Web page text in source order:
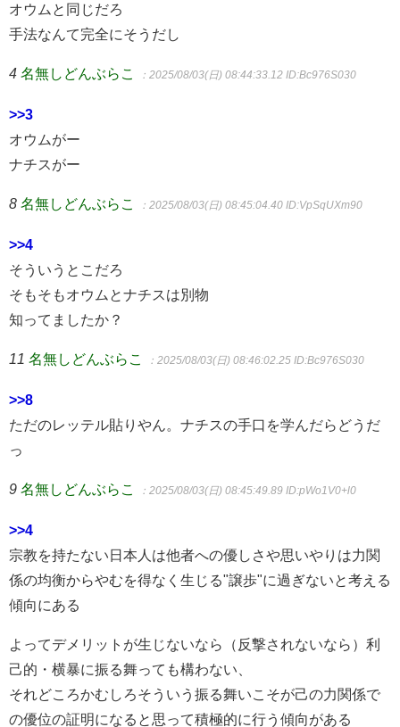
オウムと同じだろ
手法なんて完全にそうだし
4 名無しどんぶらこ ：2025/08/03(日) 08:44:33.12 ID:Bc976S030
>>3
オウムがー
ナチスがー
8 名無しどんぶらこ ：2025/08/03(日) 08:45:04.40 ID:VpSqUXm90
>>4
そういうとこだろ
そもそもオウムとナチスは別物
知ってましたか？
11 名無しどんぶらこ ：2025/08/03(日) 08:46:02.25 ID:Bc976S030
>>8
ただのレッテル貼りやん。ナチスの手口を学んだらどうだ
っ
9 名無しどんぶらこ ：2025/08/03(日) 08:45:49.89 ID:pWo1V0+l0
>>4
宗教を持たない日本人は他者への優しさや思いやりは力関
係の均衡からやむを得なく生じる"譲歩"に過ぎないと考える
傾向にある
よってデメリットが生じないなら（反撃されないなら）利
己的・横暴に振る舞っても構わない、
それどころかむしろそういう振る舞いこそが己の力関係で
の優位の証明になると思って積極的に行う傾向がある